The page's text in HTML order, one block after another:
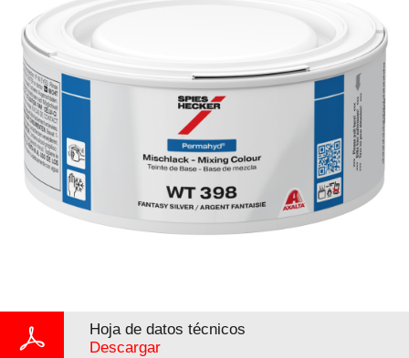
Hoja de datos técnicos
Descargar